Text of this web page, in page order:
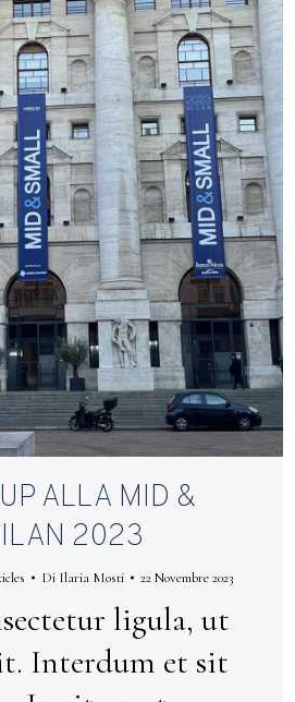
ALLA MID &
2023
Di Ilaria Mosti 22 Novembre 2023
ligula, ut
Interdum et sit